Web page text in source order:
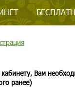
Вам
ранее)